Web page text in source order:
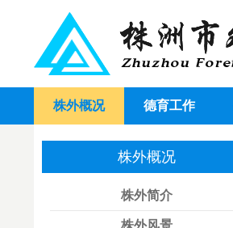
株外概况 德育工作
株外概况
株外简介
株外风景